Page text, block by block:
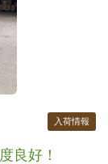
良好！
入荷情報